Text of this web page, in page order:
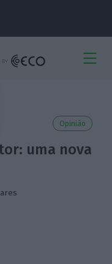
Opinião
uma nova